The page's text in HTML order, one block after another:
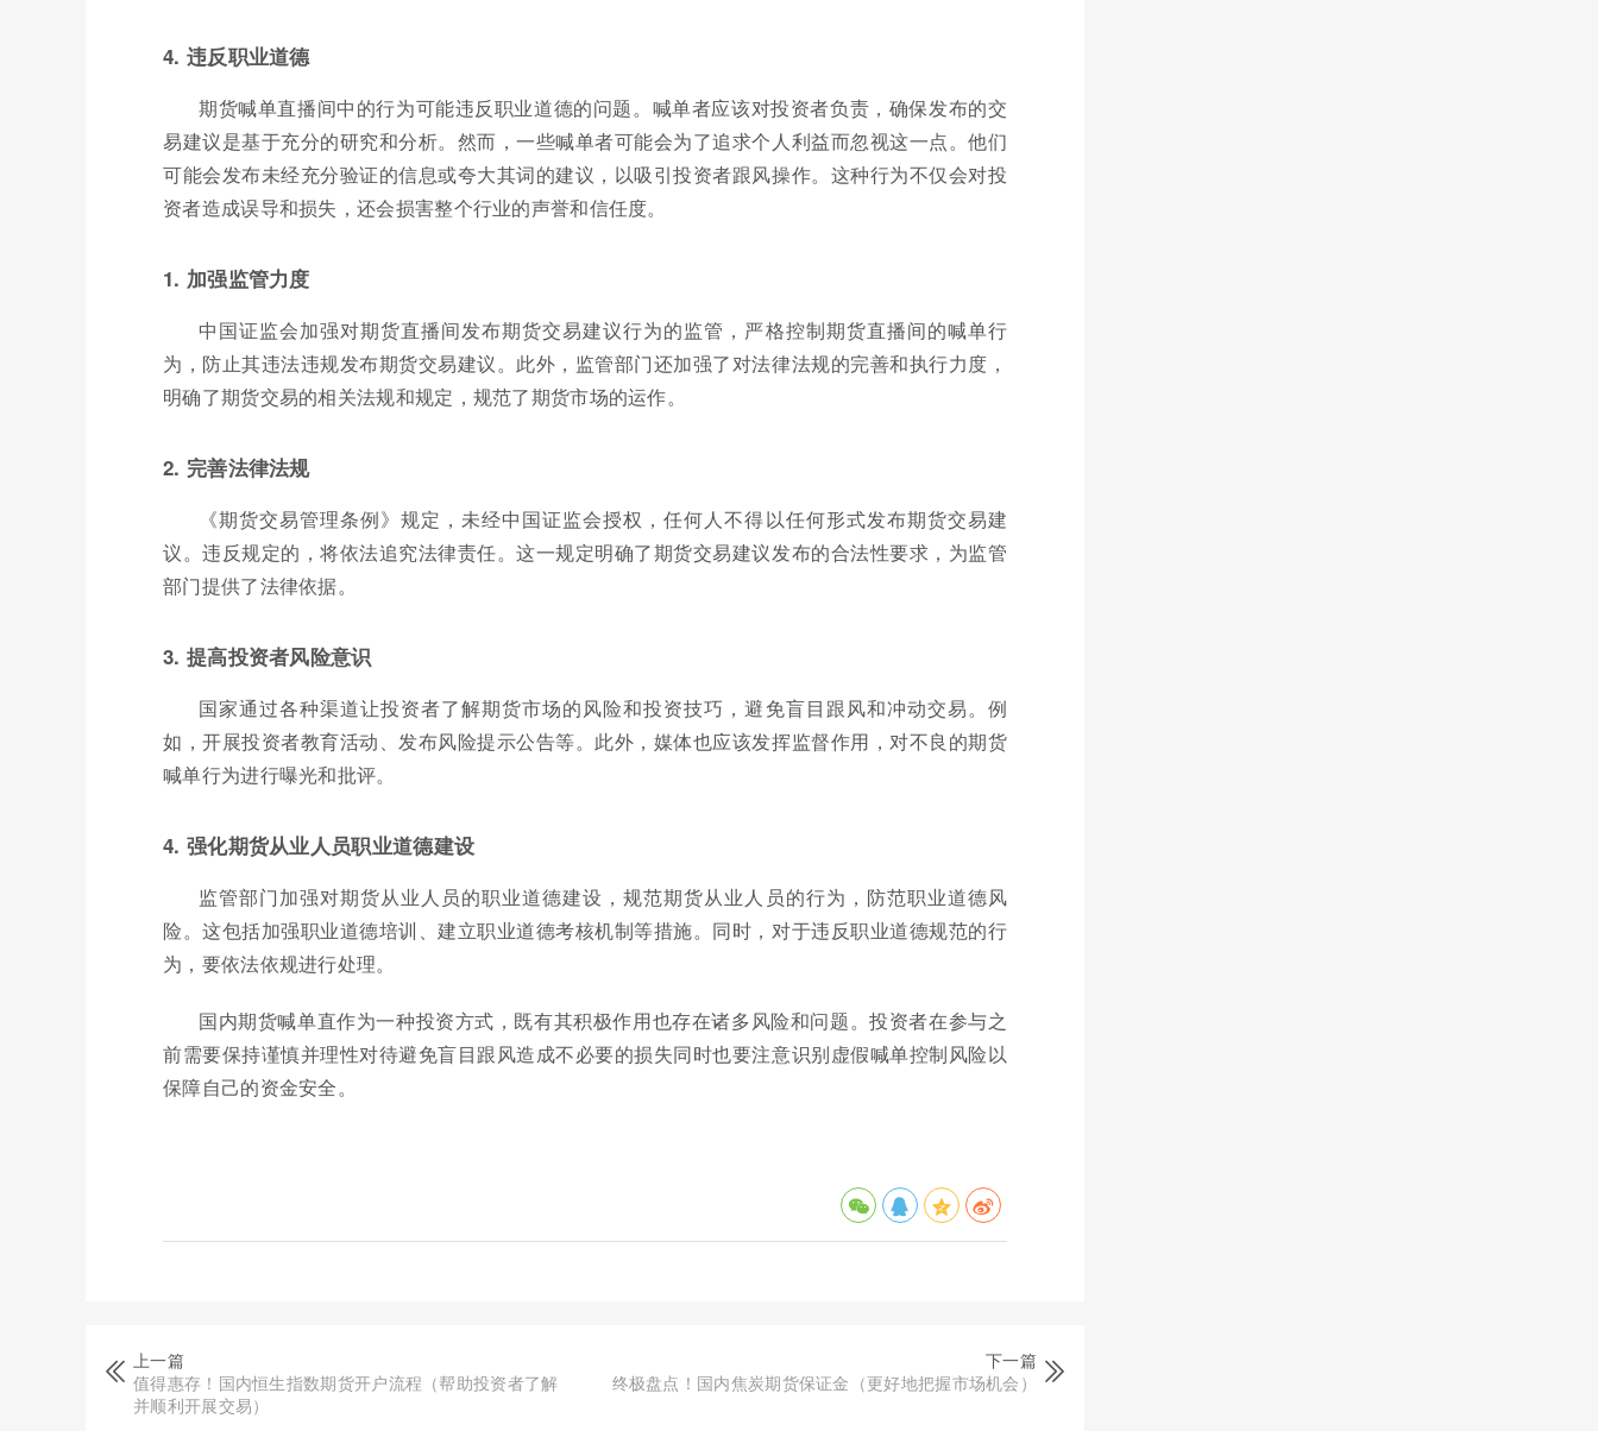
4. 违反职业道德
期货喊单直播间中的行为可能违反职业道德的问题。喊单者应该对投资者负责，确保发布的交
易建议是基于充分的研究和分析。然而，一些喊单者可能会为了追求个人利益而忽视这一点。他们
可能会发布未经充分验证的信息或夸大其词的建议，以吸引投资者跟风操作。这种行为不仅会对投
资者造成误导和损失，还会损害整个行业的声誉和信任度。
1. 加强监管力度
中国证监会加强对期货直播间发布期货交易建议行为的监管，严格控制期货直播间的喊单行
为，防止其违法违规发布期货交易建议。此外，监管部门还加强了对法律法规的完善和执行力度，
明确了期货交易的相关法规和规定，规范了期货市场的运作。
2. 完善法律法规
《期货交易管理条例》规定，未经中国证监会授权，任何人不得以任何形式发布期货交易建
议。违反规定的，将依法追究法律责任。这一规定明确了期货交易建议发布的合法性要求，为监管
部门提供了法律依据。
3. 提高投资者风险意识
国家通过各种渠道让投资者了解期货市场的风险和投资技巧，避免盲目跟风和冲动交易。例
如，开展投资者教育活动、发布风险提示公告等。此外，媒体也应该发挥监督作用，对不良的期货
喊单行为进行曝光和批评。
4. 强化期货从业人员职业道德建设
监管部门加强对期货从业人员的职业道德建设，规范期货从业人员的行为，防范职业道德风
险。这包括加强职业道德培训、建立职业道德考核机制等措施。同时，对于违反职业道德规范的行
为，要依法依规进行处理。
国内期货喊单直作为一种投资方式，既有其积极作用也存在诸多风险和问题。投资者在参与之
前需要保持谨慎并理性对待避免盲目跟风造成不必要的损失同时也要注意识别虚假喊单控制风险以
保障自己的资金安全。
上一篇
值得惠存！国内恒生指数期货开户流程（帮助投资者了解
并顺利开展交易）
下一篇
终极盘点！国内焦炭期货保证金（更好地把握市场机会）